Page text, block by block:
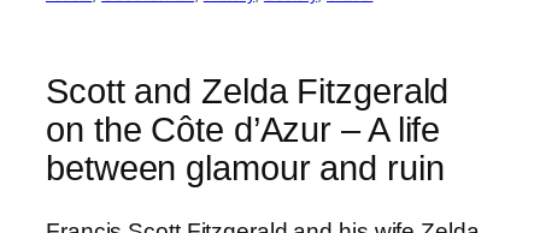
Scott and Zelda Fitzgerald
on the Côte d’Azur – A life
between glamour and ruin